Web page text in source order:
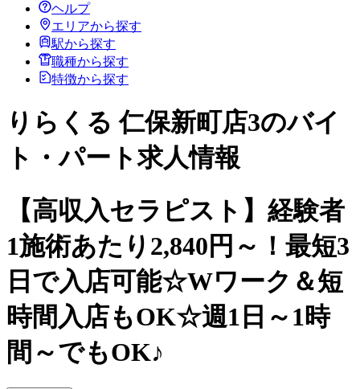
ヘルプ
エリアから探す
駅から探す
職種から探す
特徴から探す
りらくる 仁保新町店3のバイ
ト・パート求人情報
【高収入セラピスト】経験者
1施術あたり2,840円～！最短3
日で入店可能☆Wワーク＆短
時間入店もOK☆週1日～1時
間～でもOK♪